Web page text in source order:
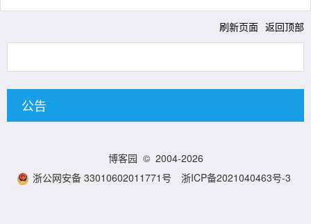
刷新页面 返回顶部
公告
博客园 © 2004-2026
浙公网安备 33010602011771号
浙ICP备2021040463号-3